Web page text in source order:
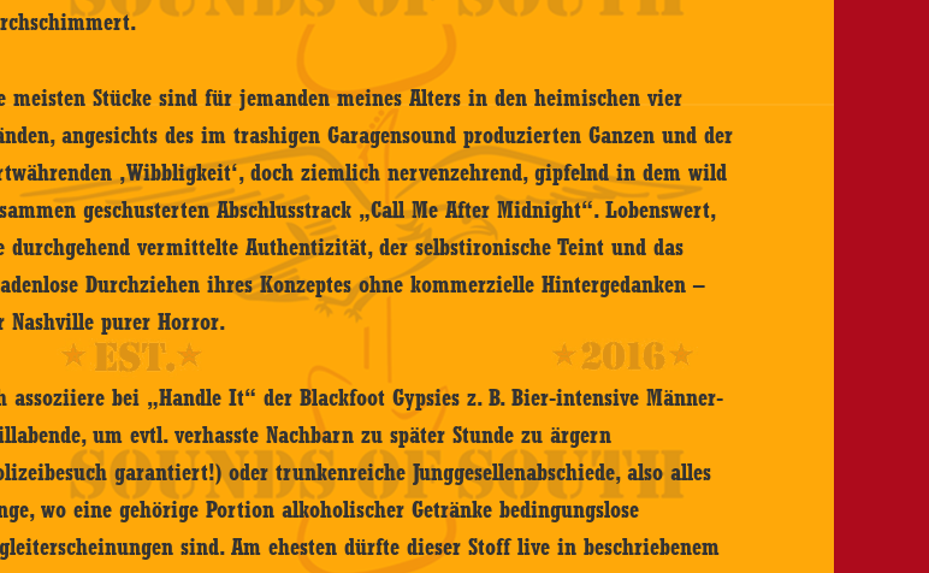
meisten Stücke sind für jemanden meines Alters in den heimischen vier
angesichts des im trashigen Garagensound produzierten Ganzen und der
‚Wibbligkeit‘, doch ziemlich nervenzehrend, gipfelnd in dem wild
geschusterten Abschlusstrack „Call Me After Midnight“. Lobenswert,
durchgehend vermittelte Authentizität, der selbstironische Teint und das
Durchziehen ihres Konzeptes ohne kommerzielle Hintergedanken –
Nashville purer Horror.
assoziiere bei „Handle It“ der Blackfoot Gypsies z. B. Bier-intensive Männer-
um evtl. verhasste Nachbarn zu später Stunde zu ärgern
garantiert!) oder trunkenreiche Junggesellenabschiede, also alles
wo eine gehörige Portion alkoholischer Getränke bedingungslose
sind. Am ehesten dürfte dieser Stoff live in beschriebenem